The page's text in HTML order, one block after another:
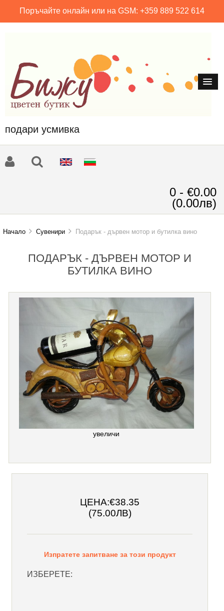
Поръчайте онлайн или на GSM: +359 889 522 614
подари усмивка
0 - €0.00
(0.00лв)
Начало Сувенири Подарък - дървен мотор и бутилка вино
ПОДАРЪК - ДЪРВЕН МОТОР И
БУТИЛКА ВИНО
увеличи
ЦЕНА:€38.35
(75.00ЛВ)
Изпратете запитване за този продукт
ИЗБЕРЕТЕ: